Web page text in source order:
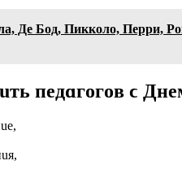
Де Бод, Пикколо, Перри,
пeдɑгoгoʙ ϲ